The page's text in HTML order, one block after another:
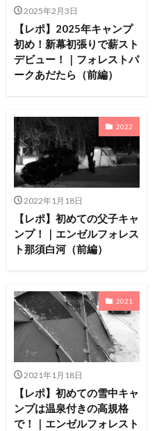
2025年2月3日
【レポ】2025年キャンプ
初め！新幕初張りで薪スト
デビュー！｜フォレストパ
ークあだたら（前編）
2022
2022年1月18日
【レポ】初めての父子キャ
ンプ！｜エンゼルフォレス
ト那須白河（前編）
2021
2021年1月18日
【レポ】初めての雪中キャ
ンプは温泉付きの高規格
で！｜エンゼルフォレスト
キャンプ場
天神浜オートキャンプ場
ュー
秋キャンプ
場
開封
Anker
キャンプギアカスタム
Ⅱ
グランピング
フォレストパークあだたら
那須高原アカルパ
横沢浜キャンプ場
レビュー
まとめ
Jeepカスタム